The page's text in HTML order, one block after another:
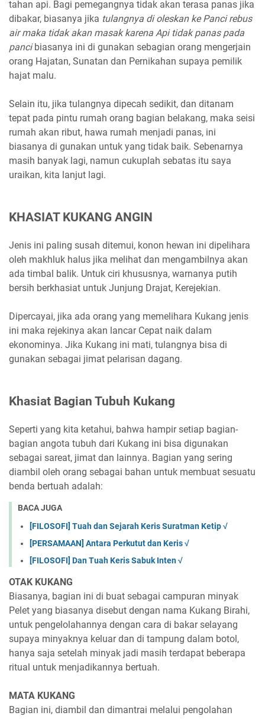
tahan api. Bagi pemegangnya tidak akan terasa panas jika
dibakar, biasanya jika tulangnya di oleskan ke Panci rebus
air maka tidak akan masak karena Api tidak panas pada
pancibiasanya ini di gunakan sebagian orang mengerjain
orang Hajatan, Sunatan dan Pernikahan supaya pemilik
hajat malu.
Selain itu, jika tulangnya dipecah sedikit, dan ditanam
tepat pada pintu rumah orang bagian belakang, maka seisi
rumah akan ribut, hawa rumah menjadi panas, ini
biasanya di gunakan untuk yang tidak baik. Sebenarnya
masih banyak lagi, namun cukuplah sebatas itu saya
uraikan, kita lanjut lagi.
KHASIAT KUKANG ANGIN
Jenis ini paling susah ditemui, konon hewan ini dipelihara
oleh makhluk halus jika melihat dan mengambilnya akan
ada timbal balik. Untuk ciri khususnya, warnanya putih
bersih berkhasiat untuk Junjung Drajat, Kerejekian.
Dipercayai, jika ada orang yang memelihara Kukang jenis
ini maka rejekinya akan lancar Cepat naik dalam
ekonominya. Jika Kukang ini mati, tulangnya bisa di
gunakan sebagai jimat pelarisan dagang.
Khasiat Bagian Tubuh Kukang
Seperti yang kita ketahui, bahwa hampir setiap bagian-
bagian angota tubuh dari Kukang ini bisa digunakan
sebagai sareat, jimat dan lainnya. Bagian yang sering
diambil oleh orang sebagai bahan untuk membuat sesuatu
benda bertuah adalah:
BACA JUGA
[FILOSOFI] Tuah dan Sejarah Keris Suratman Ketip √
[PERSAMAAN] Antara Perkutut dan Keris √
[FILOSOFI] Dan Tuah Keris Sabuk Inten √
OTAK KUKANG
Biasanya, bagian ini di buat sebagai campuran minyak
Pelet yang biasanya disebut dengan nama Kukang Birahi,
untuk pengelolahannya dengan cara di bakar selayang
supaya minyaknya keluar dan di tampung dalam botol,
hanya saja setelah minyak jadi masih terdapat beberapa
ritual untuk menjadikannya bertuah.
MATA KUKANG
Bagian ini, diambil dan dimantrai melalui pengolahan